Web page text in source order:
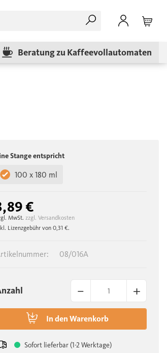
Beratung zu Kaffeevollautomaten
Stange entspricht
100 x 180 ml
€
MwSt. zzgl. Versandkosten
Lizenzgebühr von 0,31 €.
Sofort lieferbar (1-2 Werktage)
08/016A
– +
In den Warenkorb